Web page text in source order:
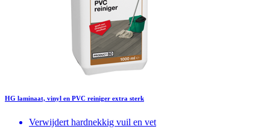
HG laminaat, vinyl en PVC reiniger extra sterk
Verwijdert hardnekkig vuil en vet